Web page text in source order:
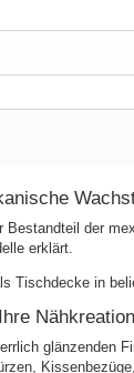
der
erklärt.
Tischdecke in
glänzenden